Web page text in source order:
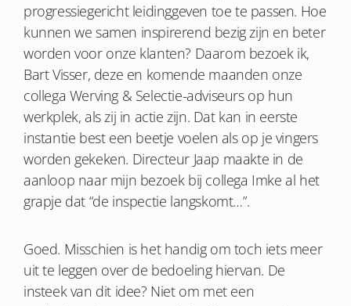
progressiegericht leidinggeven toe te passen. Hoe
kunnen we samen inspirerend bezig zijn en beter
worden voor onze klanten? Daarom bezoek ik,
Bart Visser, deze en komende maanden onze
collega Werving & Selectie-adviseurs op hun
werkplek, als zij in actie zijn. Dat kan in eerste
instantie best een beetje voelen als op je vingers
worden gekeken. Directeur Jaap maakte in de
aanloop naar mijn bezoek bij collega Imke al het
grapje dat “de inspectie langskomt…”.
Goed. Misschien is het handig om toch iets meer
uit te leggen over de bedoeling hiervan. De
insteek van dit idee? Niet om met een